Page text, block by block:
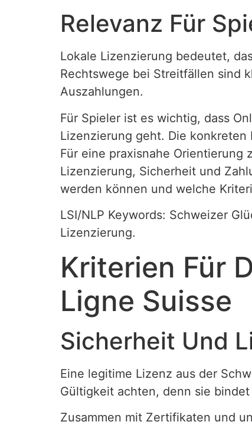
Relevanz Für
Lokale Lizenzierung bedeutet,
Rechtswege bei Streitfällen sind
Auszahlungen.
Für Spieler ist es wichtig, dass
Lizenzierung geht. Die
Für eine praxisnahe Orientierung
Lizenzierung, Sicherheit und
werden können und welche
LSI/NLP Keywords: Schweizer
Lizenzierung.
Kriterien Für
Ligne Suisse
Sicherheit Und
Eine legitime Lizenz aus der
Gültigkeit achten, denn sie
Zusammen mit Zertifikaten und